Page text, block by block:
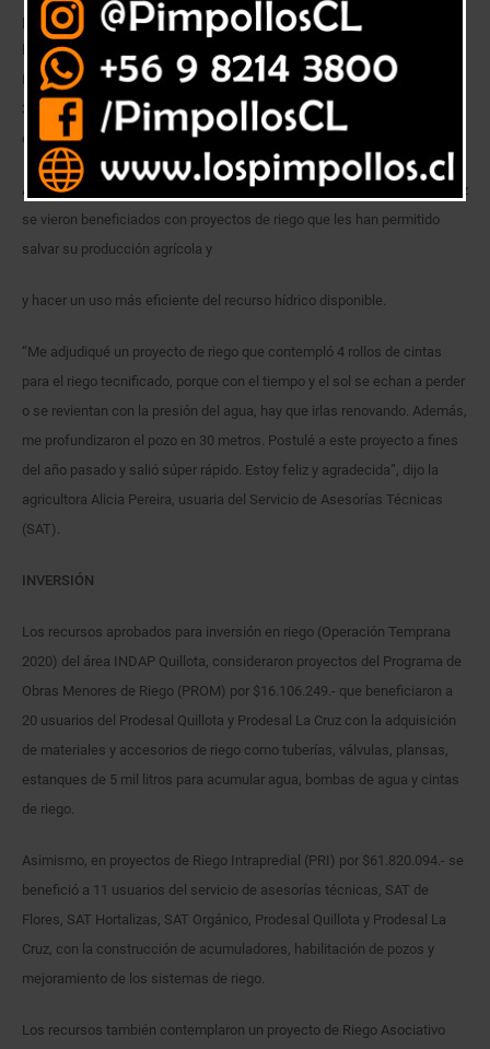
prácticamente ya se le había secado el pozo para el riego de sus
hortalizas, pero postuló a tiempo al Programa de Obras Menores de
Riego de INDAP (PROM) y se adjudicó la profundización de su pozo en
30 metros y 4 rollos de cinta para el riego tecnificado de su producción
de hortalizas orgánicas.
Así como ella, otros 39 agricultores de las comunas de Quillota y La Cruz
se vieron beneficiados con proyectos de riego que les han permitido
salvar su producción agrícola y
y hacer un uso más eficiente del recurso hídrico disponible.
“Me adjudiqué un proyecto de riego que contempló 4 rollos de cintas
para el riego tecnificado, porque con el tiempo y el sol se echan a perder
o se revientan con la presión del agua, hay que irlas renovando. Además,
me profundizaron el pozo en 30 metros. Postulé a este proyecto a fines
del año pasado y salió súper rápido. Estoy feliz y agradecida”, dijo la
agricultora Alicia Pereira, usuaria del Servicio de Asesorías Técnicas
(SAT).
INVERSIÓN
Los recursos aprobados para inversión en riego (Operación Temprana
2020) del área INDAP Quillota, consideraron proyectos del Programa de
Obras Menores de Riego (PROM) por $16.106.249.- que beneficiaron a
20 usuarios del Prodesal Quillota y Prodesal La Cruz con la adquisición
de materiales y accesorios de riego como tuberías, válvulas, plansas,
estanques de 5 mil litros para acumular agua, bombas de agua y cintas
de riego.
Asimismo, en proyectos de Riego Intrapredial (PRI) por $61.820.094.- se
benefició a 11 usuarios del servicio de asesorías técnicas, SAT de
Flores, SAT Hortalizas, SAT Orgánico, Prodesal Quillota y Prodesal La
Cruz, con la construcción de acumuladores, habilitación de pozos y
mejoramiento de los sistemas de riego.
Los recursos también contemplaron un proyecto de Riego Asociativo